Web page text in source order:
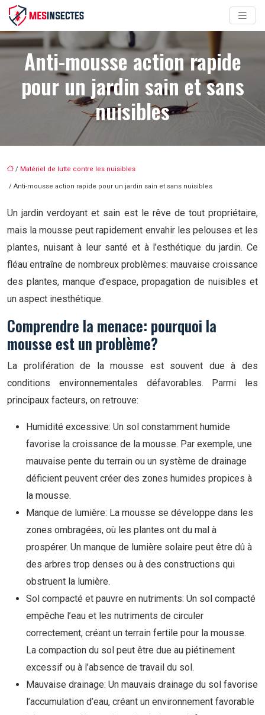
Anti-mousse action rapide
pour un jardin sain et sans
nuisibles
/ Matériel de lutte contre les nuisibles
/ Anti-mousse action rapide pour un jardin sain et sans nuisibles
Un jardin verdoyant et sain est le rêve de tout propriétaire,
mais la mousse peut rapidement envahir les pelouses et les
plantes, nuisant à leur santé et à l’esthétique du jardin. Ce
fléau entraîne de nombreux problèmes: mauvaise croissance
des plantes, manque d’espace, propagation de nuisibles et
un aspect inesthétique.
Comprendre la menace: pourquoi la
mousse est un problème?
La prolifération de la mousse est souvent due à des
conditions environnementales défavorables. Parmi les
principaux facteurs, on retrouve:
Humidité excessive: Un sol constamment humide
favorise la croissance de la mousse. Par exemple, une
mauvaise pente du terrain ou un système de drainage
déficient peuvent créer des zones humides propices à
la mousse.
Manque de lumière: La mousse se développe dans les
zones ombragées, où les plantes ont du mal à
prospérer. Un manque de lumière solaire peut être dû à
des arbres trop denses ou à des constructions qui
obstruent la lumière.
Sol compacté et pauvre en nutriments: Un sol compacté
empêche l’eau et les nutriments de circuler
correctement, créant un terrain fertile pour la mousse.
La compaction du sol peut être due au piétinement
excessif ou à l’absence de travail du sol.
Mauvaise drainage: Un mauvais drainage du sol favorise
l’accumulation d’eau, créant un environnement favorable